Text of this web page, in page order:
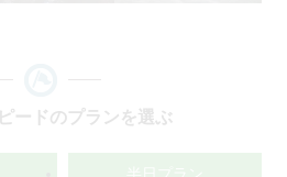
ードのプランを選ぶ